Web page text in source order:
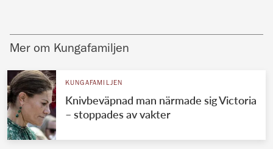
Mer om Kungafamiljen
KUNGAFAMILJEN
Knivbeväpnad man närmade sig Victoria
– stoppades av vakter